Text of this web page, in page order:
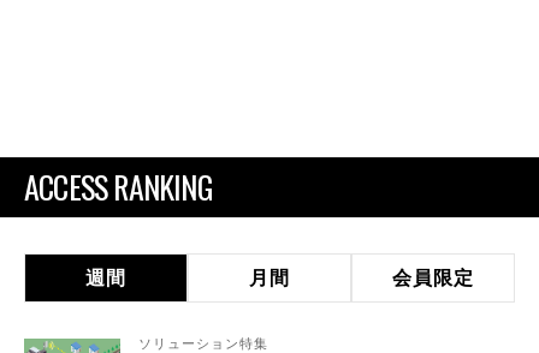
ACCESS RANKING
週間 月間 会員限定
ソリューション特集